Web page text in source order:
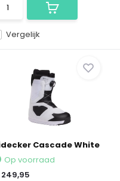
Vergelijk
Cascade White
Op voorraad